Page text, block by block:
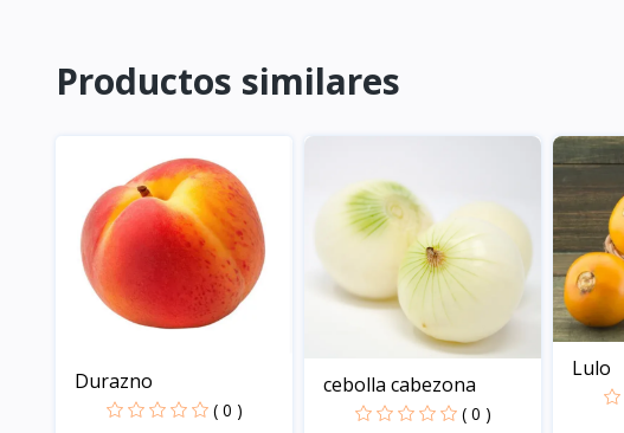
Productos similares
Durazno
( 0 )
cebolla cabezona
( 0 )
Lulo